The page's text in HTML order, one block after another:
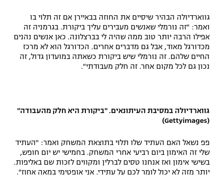
המגזין
גווארדיולה הבהיר שיסיים את החוזה בבאיירן אם זה תלוי בו
ואמר: "זה נורמלי שאנשים מעבירים עליך ביקורת. בגרמניה זה
אפילו הרבה יותר טוב ממה שהיה לי בברצלונה. כאן אנשים נהנים
מכדורגל מאוד, אבל גם מדברים אחרים. הכדורגל הוא לא מרכז
החיים שלהם. זה נורמלי שיש ביקורת כשאתה במועדון גדול, זה
נכון גם לכל מקום אחר. זה חלק מעבודתי".
גווארדיולה במסיבת העיתונאים. "ביקורת היא חלק מהעבודה"
(Gettyimages)
פפ נשאל האם העתיד שלו תלוי בתוצאת המשחק ואמר: "העתיד
שלי זה האימון ביום רביעי אחרי המשחק. בחמישי יש יום חופש,
בשישי אימון ואז אנחנו טסים לברלין ומקווים לזכות שם באליפות.
יותר מזה לא יכול לומר לכם על עתידי. אני אופטימי במאה אחוז".